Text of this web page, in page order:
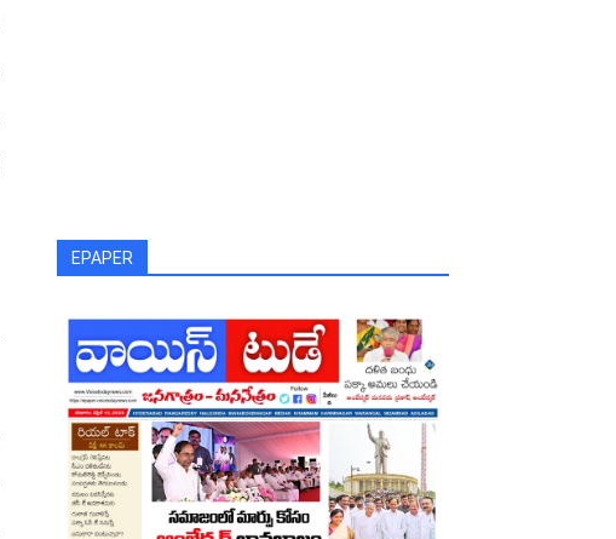
EPAPER